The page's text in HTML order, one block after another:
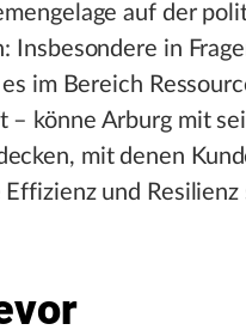
auf der
Insbesondere in
im Bereich
könne Arburg mit
mit denen
und Resilienz